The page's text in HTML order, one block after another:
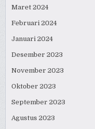
Maret 2024
Februari 2024
Januari 2024
Desember 2023
November 2023
Oktober 2023
September 2023
Agustus 2023